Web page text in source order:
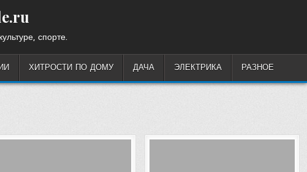
спорте.
ХИТРОСТИ ПО ДОМУ ДАЧА ЭЛЕКТРИКА РАЗНОЕ